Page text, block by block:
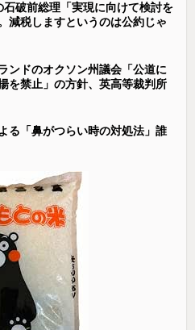
石破前総理「実現に向けて検討を
減税しますというのは公約じゃ
ンドのオクソン州議会「公道に
を禁止」の方針、英高等裁判所
る「鼻がつらい時の対処法」誰